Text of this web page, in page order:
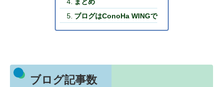
ブログはConoHa WINGで
ブログ記事数